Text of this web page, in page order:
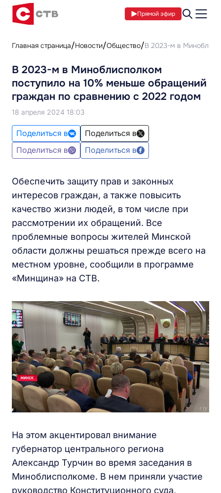
Прямой эфир
Главная страница Новости Общество В 2023-м в
В 2023-м в Миноблисполком
поступило на 10% меньше обращений
граждан по сравнению с 2022 годом
18 апреля 2024 18:03
Поделиться в
Поделиться в
Поделиться в
Поделиться в
Обеспечить защиту прав и законных
интересов граждан, а также повысить
качество жизни людей, в том числе при
рассмотрении их обращений. Все
проблемные вопросы жителей Минской
области должны решаться прежде всего на
местном уровне, сообщили в программе
«Минщина» на СТВ.
На этом акцентировал внимание
губернатор центрального региона
Александр Турчин во время заседания в
Миноблисполкоме. В нем приняли участие
руководство Конституционного суда,